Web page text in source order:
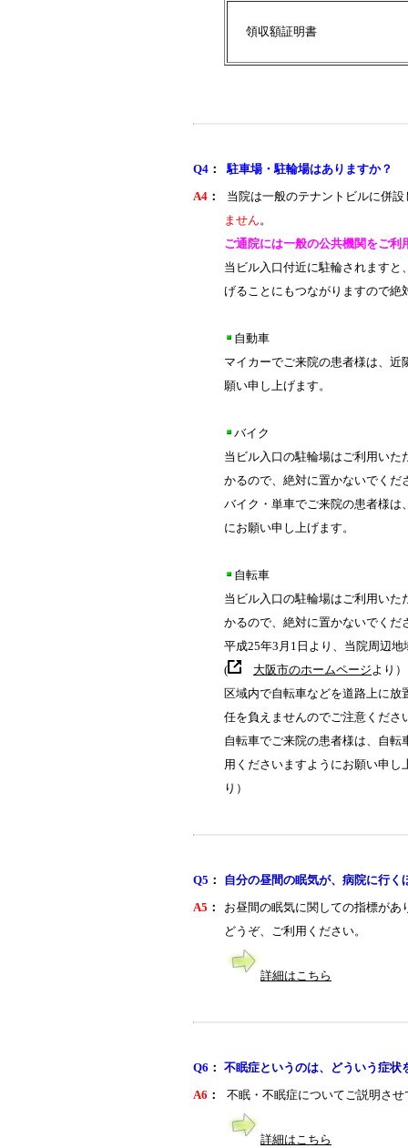
領収額証明書
Q4 ：
駐車場・駐輪場はありますか？
A4 ：
当院は一般のテナントビルに併
ません。
ご通院には一般の公共機関をご
当ビル入口付近に駐輪されます
げることにもつながりますので絶
自動車
マイカーでご来院の患者様は、
願い申し上げます。
バイク
当ビル入口の駐輪場はご利用い
かるので、絶対に置かないでくだ
バイク・単車でご来院の患者様は
にお願い申し上げます。
自転車
当ビル入口の駐輪場はご利用い
かるので、絶対に置かないでくだ
平成25年3月1日より、当院周辺
(
大阪市のホームページより）
区域内で自転車などを道路上に
任を負えませんのでご注意くださ
自転車でご来院の患者様は、自
用くださいますようにお願い申し
り）
Q5 ：
自分の昼間の眠気が、病院に行
A5 ：
お昼間の眠気に関しての指標があ
どうぞ、ご利用ください。
詳細はこちら
Q6 ： 不眠症というのは、どういう症状
A6 ： 不眠・不眠症についてご説明さ
詳細はこちら